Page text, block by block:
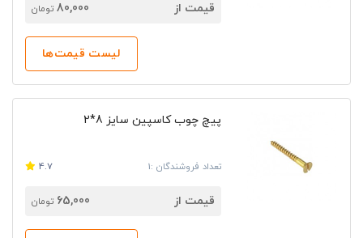
قیمت از 80,000 تومان
لیست قیمت‌ها
پیچ چوب کاسپین سایز 8*2
تعداد فروشندگان :1 4.7
قیمت از 65,000 تومان